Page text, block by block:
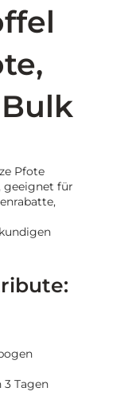
Pfote
geeignet für
3 Tagen